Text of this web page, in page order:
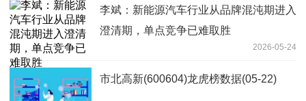
李斌：新能源汽车行业从品牌混沌期进入
澄清期，单点竞争已难取胜
2026-05-24
市北高新(600604)龙虎榜数据(05-22)